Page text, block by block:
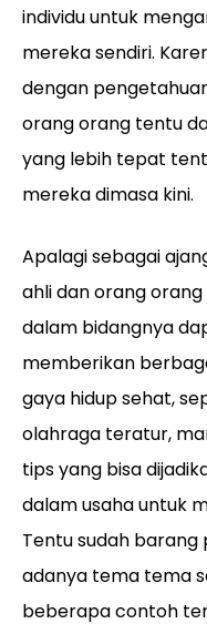
individu untuk
mereka sendiri.
dengan
orang orang tentu
yang lebih tepat
mereka dimasa kini.
Apalagi sebagai
ahli dan orang
dalam bidangnya
memberikan
gaya hidup sehat,
olahraga teratur,
tips yang bisa
dalam usaha untuk
Tentu sudah barang
adanya tema tema
beberapa contoh